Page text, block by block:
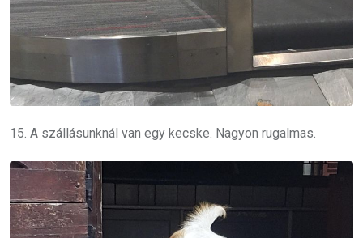
15. A szállásunknál van egy kecske. Nagyon rugalmas.